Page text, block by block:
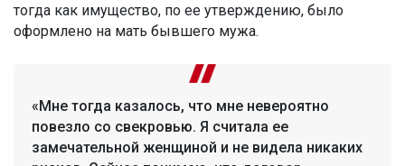
тогда как имущество, по ее утверждению, было
оформлено на мать бывшего мужа.
«Мне тогда казалось, что мне невероятно
повезло со свекровью. Я считала ее
замечательной женщиной и не видела никаких